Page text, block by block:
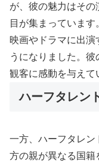
が、彼の魅力はそ
目が集まっていま
映画やドラマに出演
うになりました。
観客に感動を与えて
ハーフタレン
一方、ハーフタレン
方の親が異なる国籍